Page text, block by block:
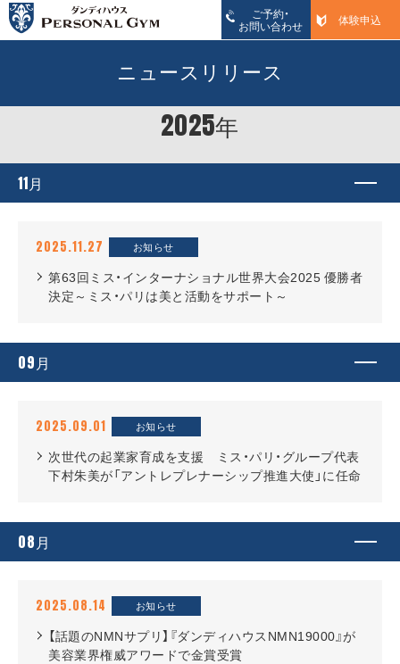
ご予約・
お問い合わせ 体験申込
ニュースリリース
2025年
11月
2025.11.27 お知らせ
第63回ミス・インターナショナル世界大会2025 優勝者
決定～ミス・パリは美と活動をサポート～
09月
2025.09.01 お知らせ
次世代の起業家育成を支援 ミス・パリ・グループ代表
下村朱美が「アントレプレナーシップ推進大使」に任命
08月
2025.08.14 お知らせ
【話題のNMNサプリ】『ダンディハウスNMN19000』が
美容業界権威アワードで金賞受賞